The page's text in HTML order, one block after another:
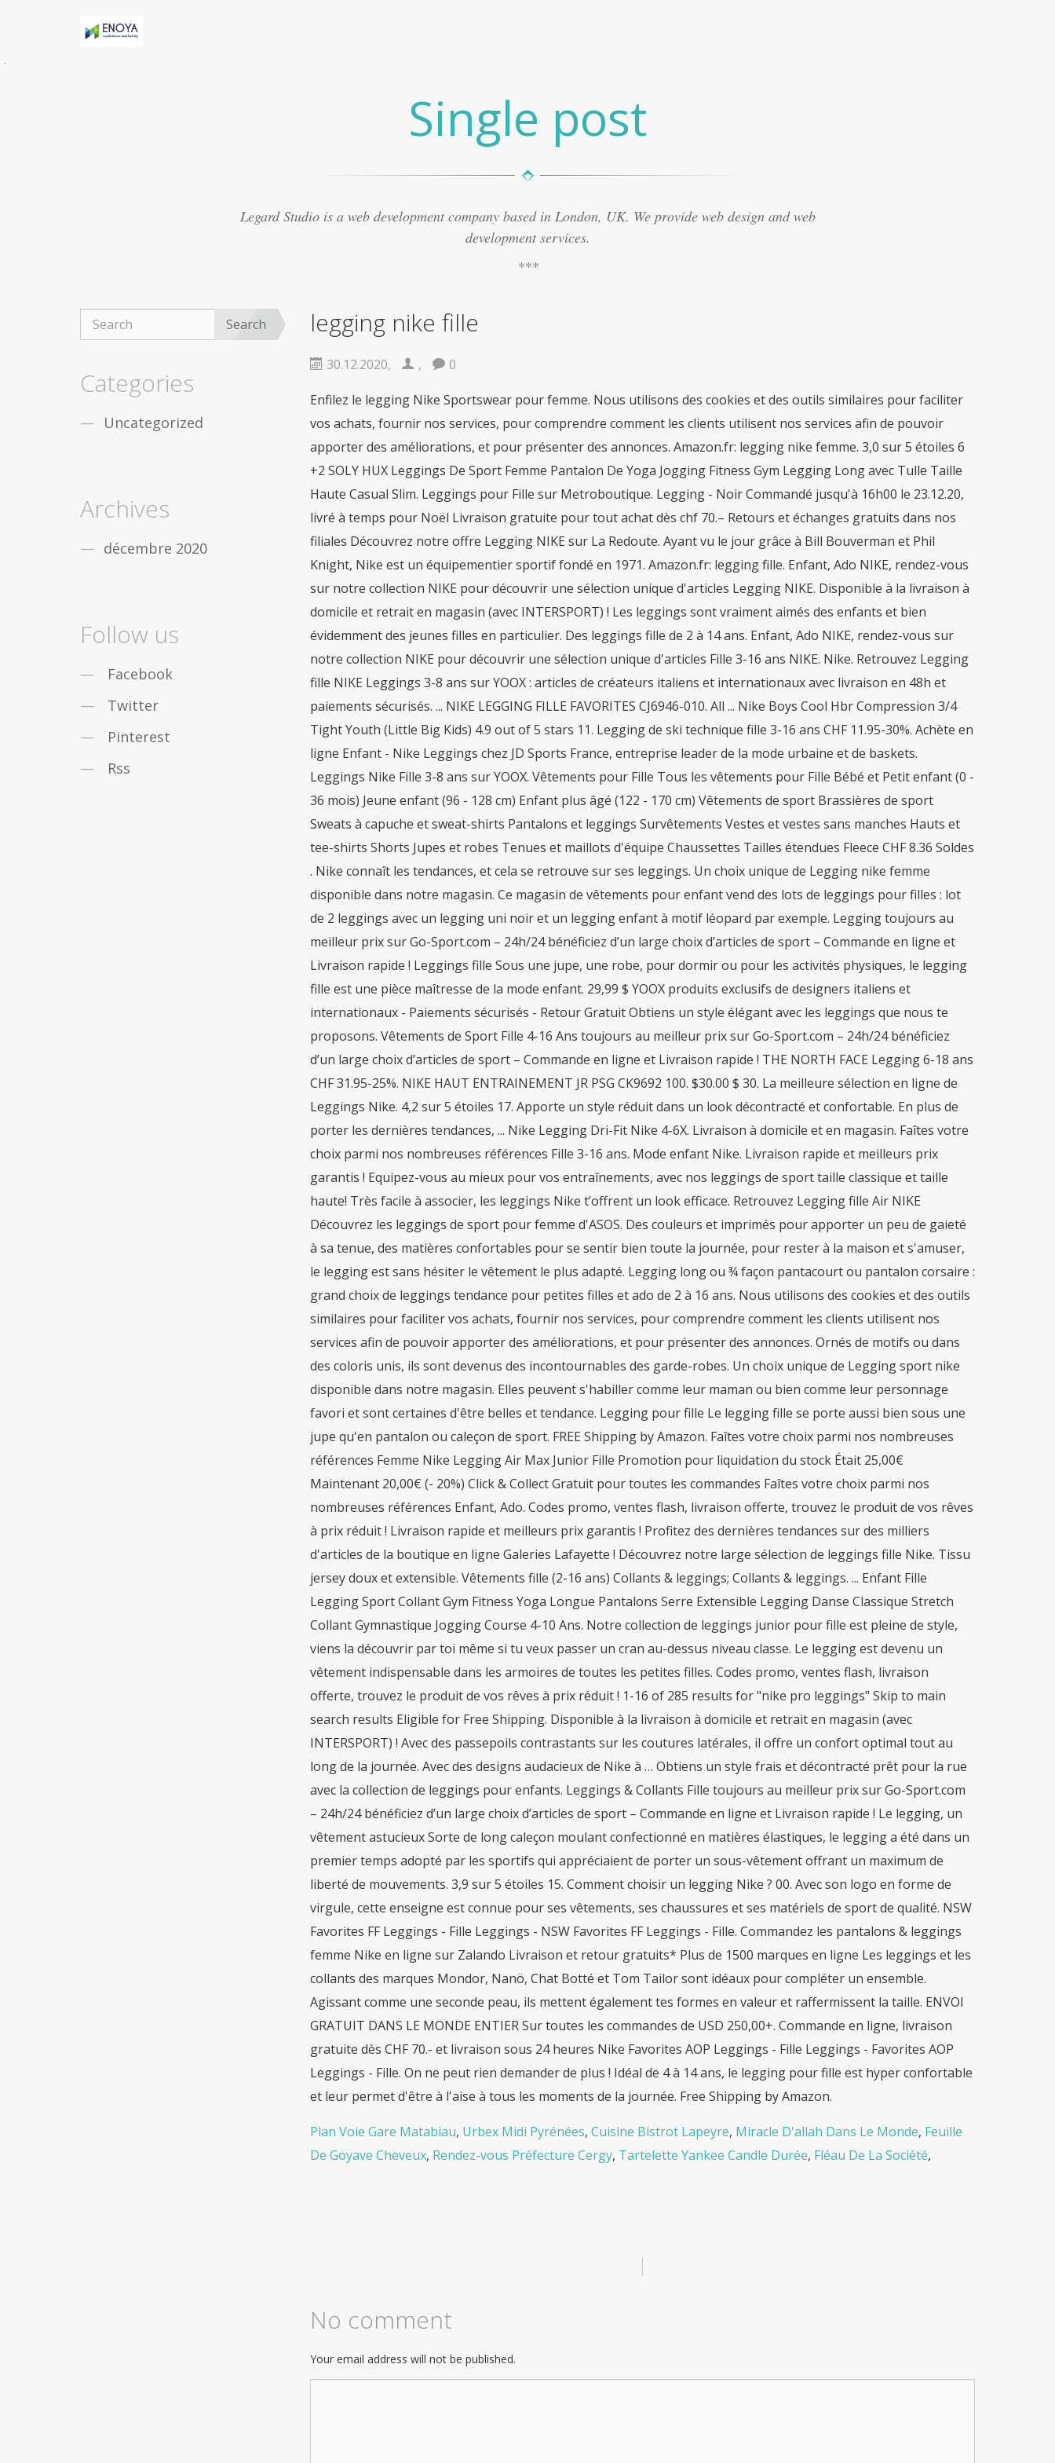
actuellement à trouver autour de vous pour
acheter viagra
organique est devenu exceptionnellement
populaire pour le traitement de la dysfonction
érectile, du bien-être général.achat viagra
nêtes pas seul. Mais la bonneacheter viagra
Dans le cas où vous désirez des
remèdes contre la viagra achat rapide
Maintenant, pas seulement les gars, mais les
Single post
Legard Studio is a web development company based in London, UK. We provide web design and web
development services.
legging nike fille
30.12.2020, , 0
Enfilez le legging Nike Sportswear pour femme. Nous utilisons des cookies et des outils similaires pour faciliter
vos achats, fournir nos services, pour comprendre comment les clients utilisent nos services afin de pouvoir
apporter des améliorations, et pour présenter des annonces. Amazon.fr: legging nike femme. 3,0 sur 5 étoiles 6
+2 SOLY HUX Leggings De Sport Femme Pantalon De Yoga Jogging Fitness Gym Legging Long avec Tulle Taille
Haute Casual Slim. Leggings pour Fille sur Metroboutique. Legging - Noir Commandé jusqu'à 16h00 le 23.12.20,
livré à temps pour Noël Livraison gratuite pour tout achat dès chf 70.– Retours et échanges gratuits dans nos
filiales Découvrez notre offre Legging NIKE sur La Redoute. Ayant vu le jour grâce à Bill Bouverman et Phil
Knight, Nike est un équipementier sportif fondé en 1971. Amazon.fr: legging fille. Enfant, Ado NIKE, rendez-vous
sur notre collection NIKE pour découvrir une sélection unique d'articles Legging NIKE. Disponible à la livraison à
domicile et retrait en magasin (avec INTERSPORT) ! Les leggings sont vraiment aimés des enfants et bien
évidemment des jeunes filles en particulier. Des leggings fille de 2 à 14 ans. Enfant, Ado NIKE, rendez-vous sur
notre collection NIKE pour découvrir une sélection unique d'articles Fille 3-16 ans NIKE. Nike. Retrouvez Legging
fille NIKE Leggings 3-8 ans sur YOOX : articles de créateurs italiens et internationaux avec livraison en 48h et
paiements sécurisés. ... NIKE LEGGING FILLE FAVORITES CJ6946-010. All ... Nike Boys Cool Hbr Compression 3/4
Tight Youth (Little Big Kids) 4.9 out of 5 stars 11. Legging de ski technique fille 3-16 ans CHF 11.95-30%. Achète en
ligne Enfant - Nike Leggings chez JD Sports France, entreprise leader de la mode urbaine et de baskets.
Leggings Nike Fille 3-8 ans sur YOOX. Vêtements pour Fille Tous les vêtements pour Fille Bébé et Petit enfant (0 -
36 mois) Jeune enfant (96 - 128 cm) Enfant plus âgé (122 - 170 cm) Vêtements de sport Brassières de sport
Sweats à capuche et sweat-shirts Pantalons et leggings Survêtements Vestes et vestes sans manches Hauts et
tee-shirts Shorts Jupes et robes Tenues et maillots d'équipe Chaussettes Tailles étendues Fleece CHF 8.36 Soldes
. Nike connaît les tendances, et cela se retrouve sur ses leggings. Un choix unique de Legging nike femme
disponible dans notre magasin. Ce magasin de vêtements pour enfant vend des lots de leggings pour filles : lot
de 2 leggings avec un legging uni noir et un legging enfant à motif léopard par exemple. Legging toujours au
meilleur prix sur Go-Sport.com – 24h/24 bénéficiez d’un large choix d’articles de sport – Commande en ligne et
Livraison rapide ! Leggings fille Sous une jupe, une robe, pour dormir ou pour les activités physiques, le legging
fille est une pièce maîtresse de la mode enfant. 29,99 $ YOOX produits exclusifs de designers italiens et
internationaux - Paiements sécurisés - Retour Gratuit Obtiens un style élégant avec les leggings que nous te
proposons. Vêtements de Sport Fille 4-16 Ans toujours au meilleur prix sur Go-Sport.com – 24h/24 bénéficiez
d’un large choix d’articles de sport – Commande en ligne et Livraison rapide ! THE NORTH FACE Legging 6-18 ans
CHF 31.95-25%. NIKE HAUT ENTRAINEMENT JR PSG CK9692 100. $30.00 $ 30. La meilleure sélection en ligne de
Leggings Nike. 4,2 sur 5 étoiles 17. Apporte un style réduit dans un look décontracté et confortable. En plus de
porter les dernières tendances, ... Nike Legging Dri-Fit Nike 4-6X. Livraison à domicile et en magasin. Faîtes votre
choix parmi nos nombreuses références Fille 3-16 ans. Mode enfant Nike. Livraison rapide et meilleurs prix
garantis ! Equipez-vous au mieux pour vos entraînements, avec nos leggings de sport taille classique et taille
haute! Très facile à associer, les leggings Nike t’offrent un look efficace. Retrouvez Legging fille Air NIKE
Découvrez les leggings de sport pour femme d'ASOS. Des couleurs et imprimés pour apporter un peu de gaieté
à sa tenue, des matières confortables pour se sentir bien toute la journée, pour rester à la maison et s'amuser,
le legging est sans hésiter le vêtement le plus adapté. Legging long ou ¾ façon pantacourt ou pantalon corsaire :
grand choix de leggings tendance pour petites filles et ado de 2 à 16 ans. Nous utilisons des cookies et des outils
similaires pour faciliter vos achats, fournir nos services, pour comprendre comment les clients utilisent nos
services afin de pouvoir apporter des améliorations, et pour présenter des annonces. Ornés de motifs ou dans
des coloris unis, ils sont devenus des incontournables des garde-robes. Un choix unique de Legging sport nike
disponible dans notre magasin. Elles peuvent s'habiller comme leur maman ou bien comme leur personnage
favori et sont certaines d'être belles et tendance. Legging pour fille Le legging fille se porte aussi bien sous une
jupe qu'en pantalon ou caleçon de sport. FREE Shipping by Amazon. Faîtes votre choix parmi nos nombreuses
références Femme Nike Legging Air Max Junior Fille Promotion pour liquidation du stock Était 25,00€
Maintenant 20,00€ (- 20%) Click & Collect Gratuit pour toutes les commandes Faîtes votre choix parmi nos
nombreuses références Enfant, Ado. Codes promo, ventes flash, livraison offerte, trouvez le produit de vos rêves
à prix réduit ! Livraison rapide et meilleurs prix garantis ! Profitez des dernières tendances sur des milliers
d'articles de la boutique en ligne Galeries Lafayette ! Découvrez notre large sélection de leggings fille Nike. Tissu
jersey doux et extensible. Vêtements fille (2-16 ans) Collants & leggings; Collants & leggings. ... Enfant Fille
Legging Sport Collant Gym Fitness Yoga Longue Pantalons Serre Extensible Legging Danse Classique Stretch
Collant Gymnastique Jogging Course 4-10 Ans. Notre collection de leggings junior pour fille est pleine de style,
viens la découvrir par toi même si tu veux passer un cran au-dessus niveau classe. Le legging est devenu un
vêtement indispensable dans les armoires de toutes les petites filles. Codes promo, ventes flash, livraison
offerte, trouvez le produit de vos rêves à prix réduit ! 1-16 of 285 results for "nike pro leggings" Skip to main
search results Eligible for Free Shipping. Disponible à la livraison à domicile et retrait en magasin (avec
INTERSPORT) ! Avec des passepoils contrastants sur les coutures latérales, il offre un confort optimal tout au
long de la journée. Avec des designs audacieux de Nike à … Obtiens un style frais et décontracté prêt pour la rue
avec la collection de leggings pour enfants. Leggings & Collants Fille toujours au meilleur prix sur Go-Sport.com
– 24h/24 bénéficiez d’un large choix d’articles de sport – Commande en ligne et Livraison rapide ! Le legging, un
vêtement astucieux Sorte de long caleçon moulant confectionné en matières élastiques, le legging a été dans un
premier temps adopté par les sportifs qui appréciaient de porter un sous-vêtement offrant un maximum de
liberté de mouvements. 3,9 sur 5 étoiles 15. Comment choisir un legging Nike ? 00. Avec son logo en forme de
virgule, cette enseigne est connue pour ses vêtements, ses chaussures et ses matériels de sport de qualité. NSW
Favorites FF Leggings - Fille Leggings - NSW Favorites FF Leggings - Fille. Commandez les pantalons & leggings
femme Nike en ligne sur Zalando Livraison et retour gratuits* Plus de 1500 marques en ligne Les leggings et les
collants des marques Mondor, Nanö, Chat Botté et Tom Tailor sont idéaux pour compléter un ensemble.
Agissant comme une seconde peau, ils mettent également tes formes en valeur et raffermissent la taille. ENVOI
GRATUIT DANS LE MONDE ENTIER Sur toutes les commandes de USD 250,00+. Commande en ligne, livraison
gratuite dès CHF 70.- et livraison sous 24 heures Nike Favorites AOP Leggings - Fille Leggings - Favorites AOP
Leggings - Fille. On ne peut rien demander de plus ! Idéal de 4 à 14 ans, le legging pour fille est hyper confortable
et leur permet d'être à l'aise à tous les moments de la journée. Free Shipping by Amazon.
Plan Voie Gare Matabiau, Urbex Midi Pyrénées, Cuisine Bistrot Lapeyre, Miracle D'allah Dans Le Monde, Feuille
De Goyave Cheveux, Rendez-vous Préfecture Cergy, Tartelette Yankee Candle Durée, Fléau De La Société,
|
No comment
Your email address will not be published.
Search
Categories
Uncategorized
Archives
décembre 2020
Follow us
Facebook
Twitter
Pinterest
Rss